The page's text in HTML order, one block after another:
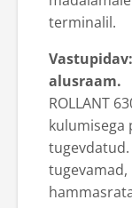
terminalil.
alusraam.
ROLLANT
kulumisega